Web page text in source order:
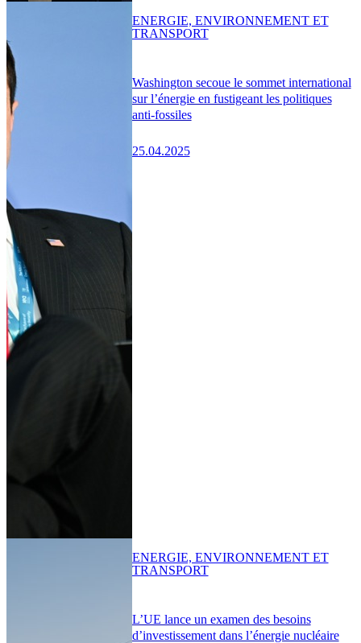
Washington secoue le sommet international
sur l’énergie en fustigeant les politiques
anti-fossiles
25.04.2025
ENERGIE, ENVIRONNEMENT ET
TRANSPORT
L’UE lance un examen des besoins
d’investissement dans l’énergie nucléaire
ENERGIE, ENVIRONNEMENT ET
TRANSPORT